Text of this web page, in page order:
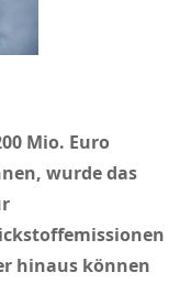
Mio. Euro
wurde das
hinaus können